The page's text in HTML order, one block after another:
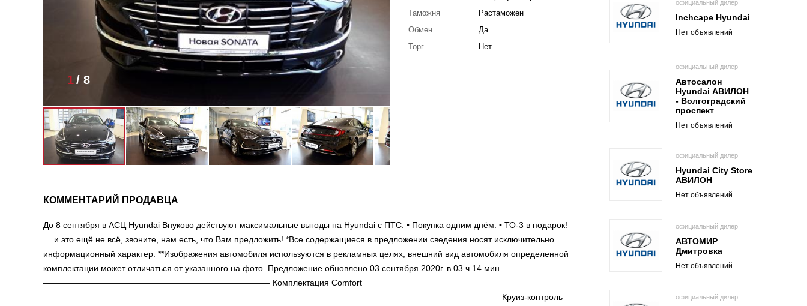
1/ 8
Таможня
Растаможен
Обмен
Да
Торг
Нет
КОММЕНТАРИЙ ПРОДАВЦА
До 8 сентября в АСЦ Hyundai Внуково действуют максимальные выгоды на Hyundai с ПТС. • Покупка одним днём. • ТО-3 в подарок!
… и это ещё не всё, звоните, нам есть, что Вам предложить! *Все содержащиеся в предложении сведения носят исключительно
информационный характер. **Изображения автомобиля используются в рекламных целях, внешний вид автомобиля определенной
комплектации может отличаться от указанного на фото. Предложение обновлено 03 сентября 2020г. в 03 ч 14 мин.
——————————————————————————— Комплектация Comfort
——————————————————————————— ——————————————————————————— Круиз-контроль
официальный дилер
Inchcape Hyundai
Нет объявлений
официальный дилер
Автосалон
Hyundai АВИЛОН
- Волгоградский
проспект
Нет объявлений
официальный дилер
Hyundai City Store
АВИЛОН
Нет объявлений
официальный дилер
АВТОМИР
Дмитровка
Нет объявлений
официальный дилер